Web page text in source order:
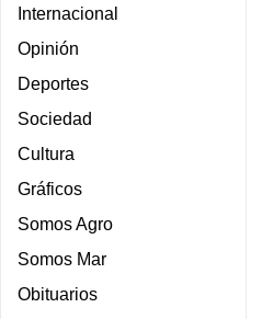
Internacional
Opinión
Deportes
Sociedad
Cultura
Gráficos
Somos Agro
Somos Mar
Obituarios